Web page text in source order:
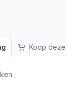
Koop deze